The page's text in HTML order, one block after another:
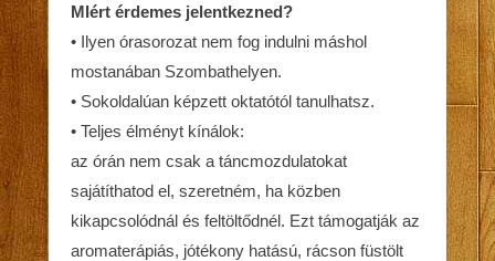
MIért érdemes jelentkezned?
• Ilyen órasorozat nem fog indulni máshol
mostanában Szombathelyen.
• Sokoldalúan képzett oktatótól tanulhatsz.
• Teljes élményt kínálok:
az órán nem csak a táncmozdulatokat
sajátíthatod el, szeretném, ha közben
kikapcsolódnál és feltöltődnél. Ezt támogatják az
aromaterápiás, jótékony hatású, rácson füstölt